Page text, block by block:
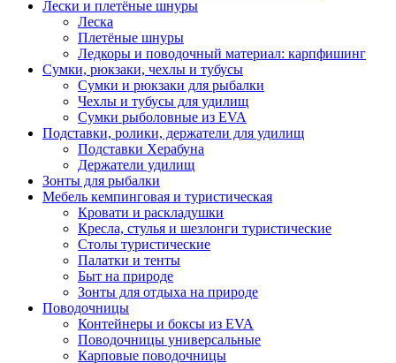
Лески и плетёные шнуры
Леска
Плетёные шнуры
Ледкоры и поводочный материал: карпфишинг
Сумки, рюкзаки, чехлы и тубусы
Сумки и рюкзаки для рыбалки
Чехлы и тубусы для удилищ
Сумки рыболовные из EVA
Подставки, ролики, держатели для удилищ
Подставки Херабуна
Держатели удилищ
Зонты для рыбалки
Мебель кемпинговая и туристическая
Кровати и раскладушки
Кресла, стулья и шезлонги туристические
Столы туристические
Палатки и тенты
Быт на природе
Зонты для отдыха на природе
Поводочницы
Контейнеры и боксы из EVA
Поводочницы универсальные
Карповые поводочницы